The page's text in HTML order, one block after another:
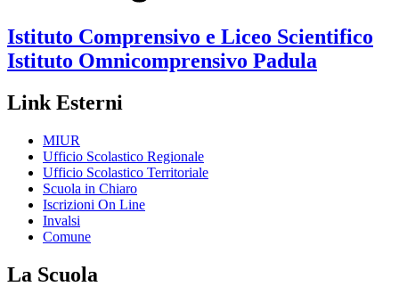
Istituto Comprensivo e Liceo Scientifico
Istituto Omnicomprensivo Padula
Link Esterni
MIUR
Ufficio Scolastico Regionale
Ufficio Scolastico Territoriale
Scuola in Chiaro
Iscrizioni On Line
Invalsi
Comune
La Scuola